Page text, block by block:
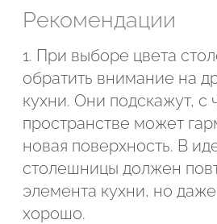
Рекомендации
1. При выборе цвета
обратить внимание на
кухни. Они подскажут, с
пространстве может
новая поверхность. В
столешницы должен
элемента кухни, но
хорошо.